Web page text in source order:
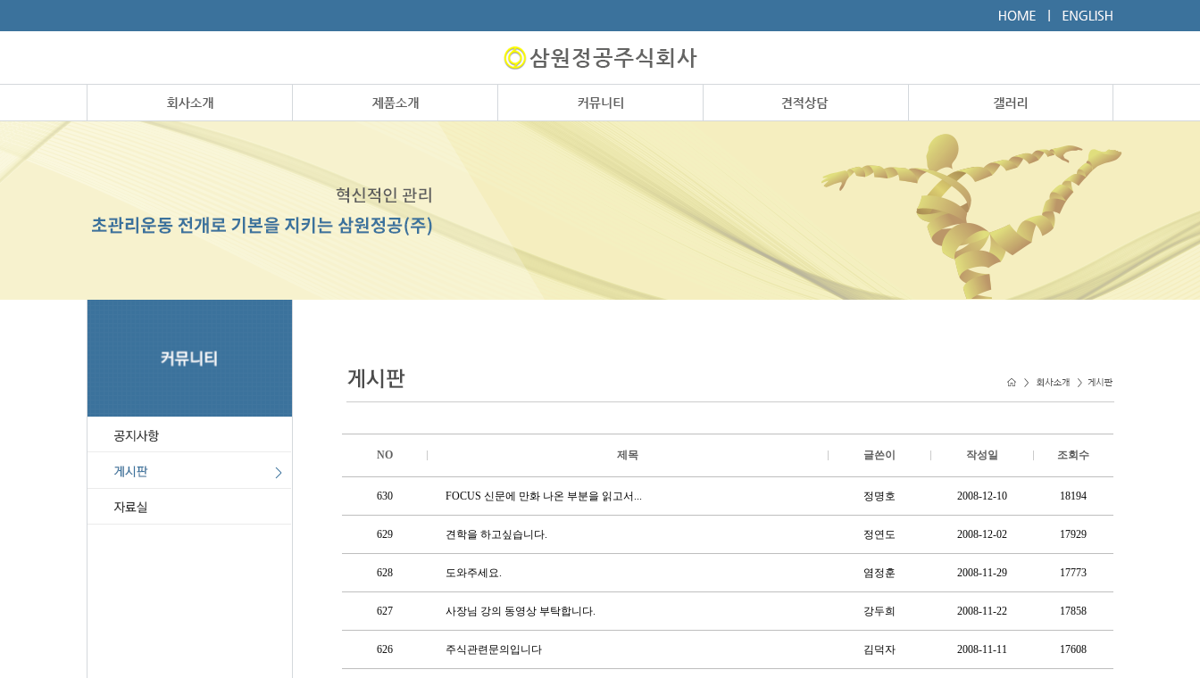
NO 제목 글쓴이 작성일 조회수
630 FOCUS 신문에 만화 나온 부분을 읽고서... 정명호 2008-12-10 18194
629 견학을 하고싶습니다. 정연도 2008-12-02 17929
628 도와주세요. 염정훈 2008-11-29 17773
627 사장님 강의 동영상 부탁합니다. 강두희 2008-11-22 17858
626 주식관련문의입니다 김덕자 2008-11-11 17608